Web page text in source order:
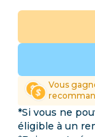
Vous
*Si vous ne
éligible à un